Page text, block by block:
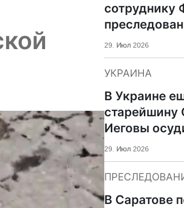
сотруднику
ПЦУ
29. Июл 2026
УКРАИНА
В Украине
старейшину
Иеговы
мобилизации
29. Июл 2026
В Саратове